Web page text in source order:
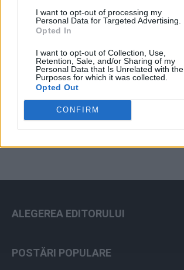
I want to opt-out of processing my
Personal Data for Targeted Advertising.
Opted In
I want to opt-out of Collection, Use,
Retention, Sale, and/or Sharing of my
Personal Data that Is Unrelated with the
Purposes for which it was collected.
Opted Out
CONFIRM ad
ALEGEREA EDITORULUI
POSTĂRI POPULARE